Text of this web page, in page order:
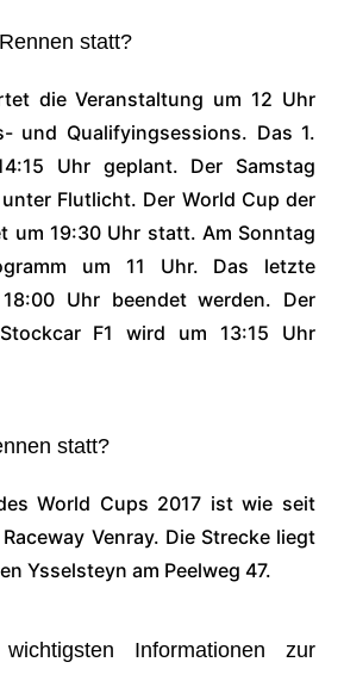
statt?
die Veranstaltung um 12 Uhr
und Qualifyingsessions. Das 1.
Uhr geplant. Der Samstag
Flutlicht. Der World Cup der
um 19:30 Uhr statt. Am Sonntag
um 11 Uhr. Das letzte
Uhr beendet werden. Der
F1 wird um 13:15 Uhr
statt?
World Cups 2017 ist wie seit
Venray. Die Strecke liegt
Ysselsteyn am Peelweg 47.
Informationen zur